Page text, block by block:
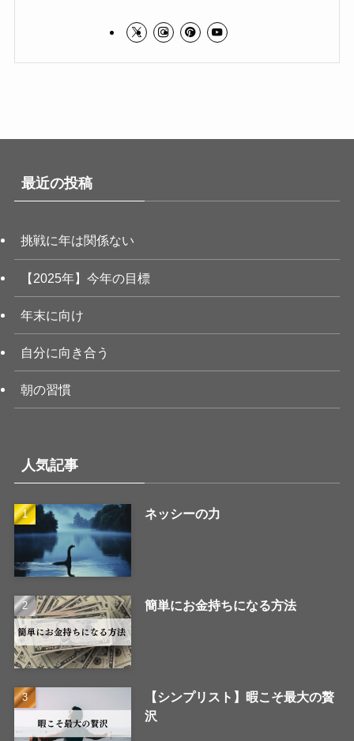
最近の投稿
挑戦に年は関係ない
【2025年】今年の目標
年末に向け
自分に向き合う
朝の習慣
人気記事
ネッシーの力
簡単にお金持ちになる方法
【シンプリスト】暇こそ最大の贅
沢